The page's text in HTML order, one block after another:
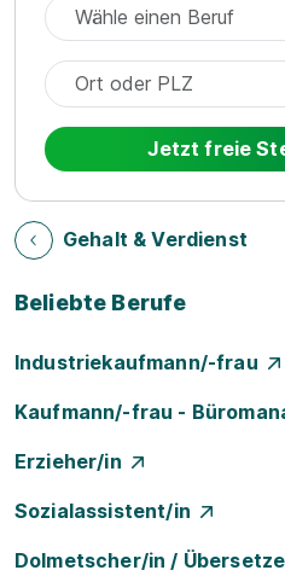
Jetzt freie
Gehalt & Verdienst
Beliebte Berufe
Industriekaufmann/-frau
Kaufmann/-frau -
Erzieher/in
Sozialassistent/in
Dolmetscher/in /